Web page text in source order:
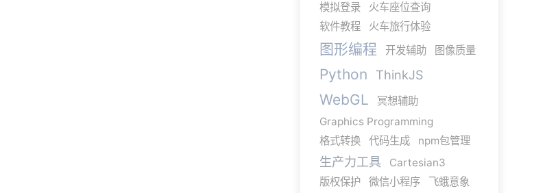
模拟登录
火车座位查询
软件教程
火车旅行体验
图形编程 开发辅助 图像质量
Python ThinkJS
WebGL
冥想辅助
Graphics Programming
格式转换
代码生成 npm包管理
生产力工具
Cartesian3
版权保护
微信小程序
飞蛾意象